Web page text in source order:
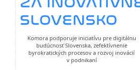
Komora podporuje iniciatívu pre digitálnu
budúcnosť Slovenska, zefektívnenie
byrokratických procesov a rozvoj inovácií
v podnikaní